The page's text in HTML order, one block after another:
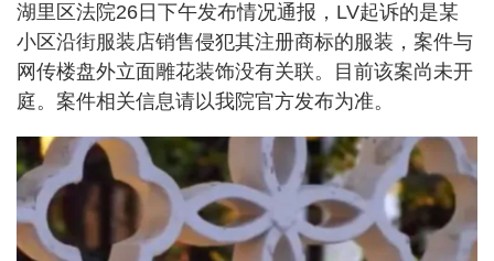
湖里区法院26日下午发布情况通报，LV起诉的是某
小区沿街服装店销售侵犯其注册商标的服装，案件与
网传楼盘外立面雕花装饰没有关联。目前该案尚未开
庭。案件相关信息请以我院官方发布为准。